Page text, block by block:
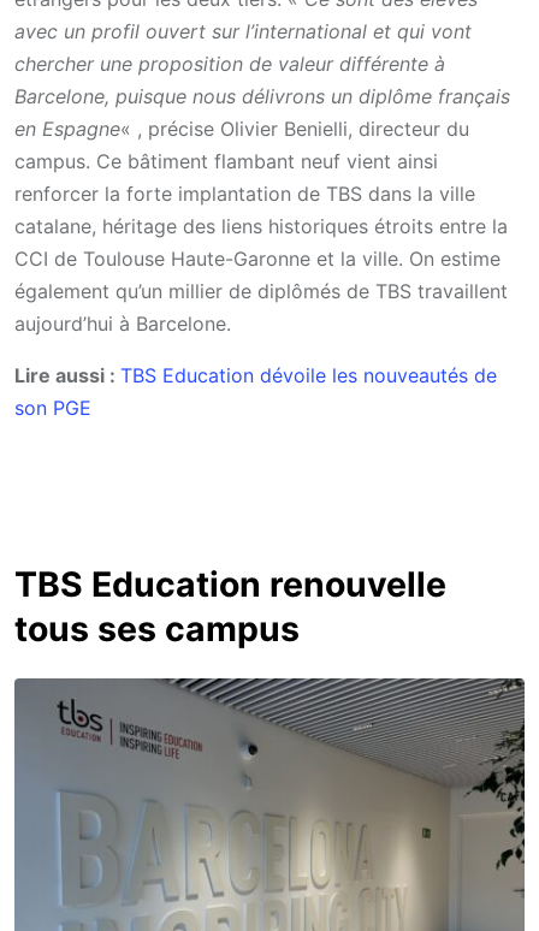
avec un profil ouvert sur l’international et qui vont
chercher une proposition de valeur différente à
Barcelone, puisque nous délivrons un diplôme français
en Espagne« , précise Olivier Benielli, directeur du
campus. Ce bâtiment flambant neuf vient ainsi
renforcer la forte implantation de TBS dans la ville
catalane, héritage des liens historiques étroits entre la
CCI de Toulouse Haute-Garonne et la ville. On estime
également qu’un millier de diplômés de TBS travaillent
aujourd’hui à Barcelone.
Lire aussi : TBS Education dévoile les nouveautés de
son PGE
TBS Education renouvelle
tous ses campus